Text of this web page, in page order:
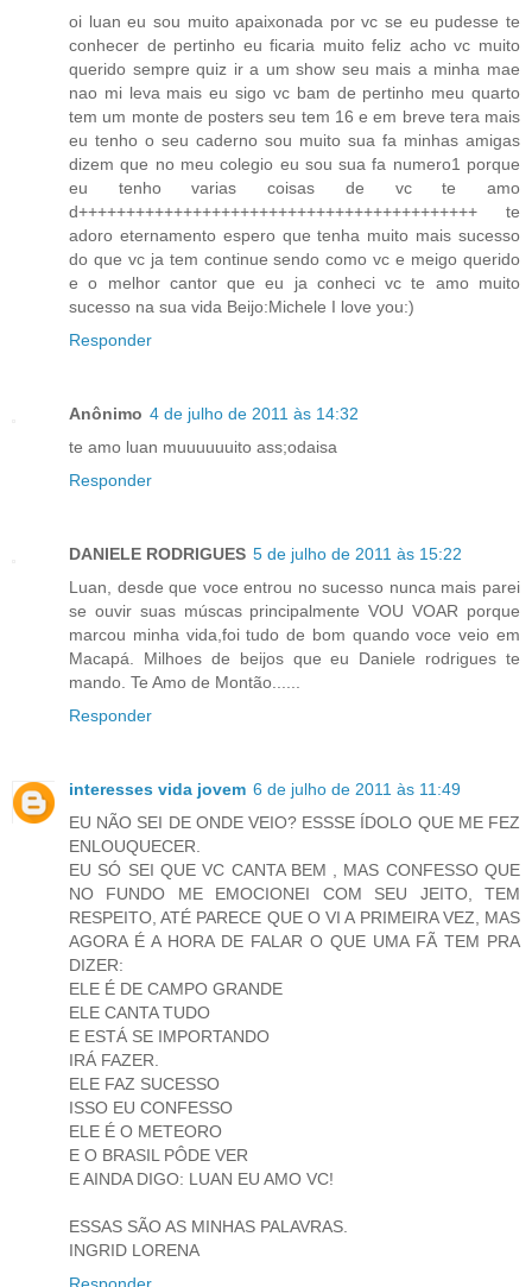
oi luan eu sou muito apaixonada por vc se eu pudesse te
conhecer de pertinho eu ficaria muito feliz acho vc muito
querido sempre quiz ir a um show seu mais a minha mae
nao mi leva mais eu sigo vc bam de pertinho meu quarto
tem um monte de posters seu tem 16 e em breve tera mais
eu tenho o seu caderno sou muito sua fa minhas amigas
dizem que no meu colegio eu sou sua fa numero1 porque
eu tenho varias coisas de vc te amo
d++++++++++++++++++++++++++++++++++++++++++ te
adoro eternamento espero que tenha muito mais sucesso
do que vc ja tem continue sendo como vc e meigo querido
e o melhor cantor que eu ja conheci vc te amo muito
sucesso na sua vida Beijo:Michele I love you:)
Responder
Anônimo 4 de julho de 2011 às 14:32
te amo luan muuuuuuito ass;odaisa
Responder
DANIELE RODRIGUES 5 de julho de 2011 às 15:22
Luan, desde que voce entrou no sucesso nunca mais parei
se ouvir suas múscas principalmente VOU VOAR porque
marcou minha vida,foi tudo de bom quando voce veio em
Macapá. Milhoes de beijos que eu Daniele rodrigues te
mando. Te Amo de Montão......
Responder
interesses vida jovem 6 de julho de 2011 às 11:49
EU NÃO SEI DE ONDE VEIO? ESSSE ÍDOLO QUE ME FEZ
ENLOUQUECER.
EU SÓ SEI QUE VC CANTA BEM , MAS CONFESSO QUE
NO FUNDO ME EMOCIONEI COM SEU JEITO, TEM
RESPEITO, ATÉ PARECE QUE O VI A PRIMEIRA VEZ, MAS
AGORA É A HORA DE FALAR O QUE UMA FÃ TEM PRA
DIZER:
ELE É DE CAMPO GRANDE
ELE CANTA TUDO
E ESTÁ SE IMPORTANDO
IRÁ FAZER.
ELE FAZ SUCESSO
ISSO EU CONFESSO
ELE É O METEORO
E O BRASIL PÔDE VER
E AINDA DIGO: LUAN EU AMO VC!
ESSAS SÃO AS MINHAS PALAVRAS.
INGRID LORENA